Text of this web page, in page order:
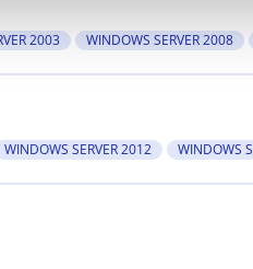
2003 WINDOWS SERVER 2008
WINDOWS SERVER 2012 WINDOWS